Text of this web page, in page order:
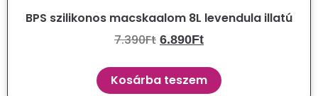
BPS szilikonos macskaalom 8L levendula illatú
7.390Ft 6.890Ft
Kosárba teszem